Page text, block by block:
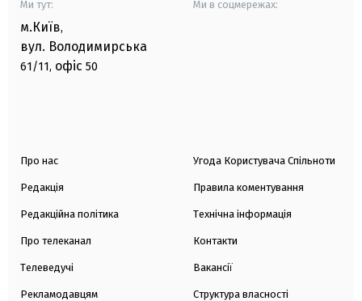
Ми тут:
м.Київ,
вул. Володимирська
61/11, офіс 50
Ми в соцмережах:
Про нас
Редакція
Редакційна політика
Про телеканал
Телеведучі
Рекламодавцям
Угода Користувача Спільноти
Правила коментування
Технічна інформація
Контакти
Вакансії
Структура власності